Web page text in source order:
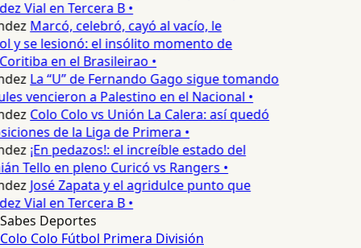
Vial en Tercera B •
Marcó, celebró, cayó al vacío, le
y se lesionó: el insólito momento de
en el Brasileirao •
La “U” de Fernando Gago sigue tomando
vencieron a Palestino en el Nacional •
Colo Colo vs Unión La Calera: así quedó
de la Liga de Primera •
¡En pedazos!: el increíble estado del
Tello en pleno Curicó vs Rangers •
José Zapata y el agridulce punto que
Vial en Tercera B •
Sabes Deportes
Colo Colo Fútbol Primera División